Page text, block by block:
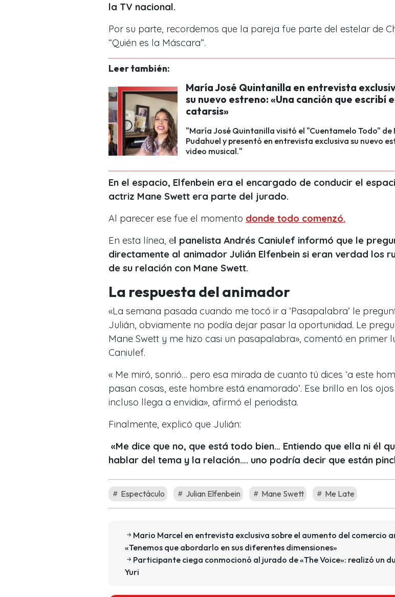
la TV nacional.
Por su parte, recordemos que la pareja fue parte del estelar de
“Quién es la Máscara”.
Leer también:
María José Quintanilla en entrevista
su nuevo estreno: «Una canción que escribí
catarsis»
"María José Quintanilla visitó el "Cuentamelo Todo" de
Pudahuel y presentó en entrevista exclusiva su nuevo
video musical."
En el espacio, Elfenbein era el encargado de conducir el
actriz Mane Swett era parte del jurado.
Al parecer ese fue el momento donde todo comenzó.
En esta línea, el panelista Andrés Caniulef informó que le
directamente al animador Julián Elfenbein si eran verdad los
de su relación con Mane Swett.
La respuesta del animador
«La semana pasada cuando me tocó ir a ‘Pasapalabra’ le
Julián, obviamente no podía dejar pasar la oportunidad. Le
Mane Swett y me hizo casi un pasapalabra» , comentó en primer
Caniulef.
« Me miró, sonrió… pero esa mirada de cuanto tú dices ‘a este
pasan cosas, este hombre está enamorado’. Ese brillo en los
incluso llega a envidia», afirmó el periodista.
Finalmente, explicó que Julián:
«Me dice que no, que está todo bien… Entiendo que ella ni él
hablar del tema y la relación…. uno podría decir que están
Espectáculo Julian Elfenbein Mane Swett Me Late
Mario Marcel en entrevista exclusiva sobre el aumento del comercio
«Tenemos que abordarlo en sus diferentes dimensiones»
Participante ciega conmocionó al jurado de «The Voice»: realizó un
Yuri